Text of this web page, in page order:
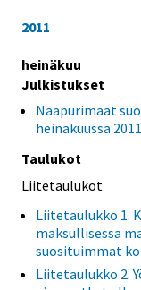
2011
heinäkuu
Julkistukset
Naapurimaat
heinäkuussa 2011
Taulukot
Liitetaulukot
Liitetaulukko 1.
maksullisessa
suosituimmat
Liitetaulukko 2.